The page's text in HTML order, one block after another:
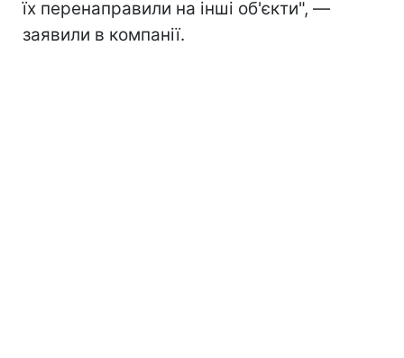
їх перенаправили на інші об'єкти", —
заявили в компанії.